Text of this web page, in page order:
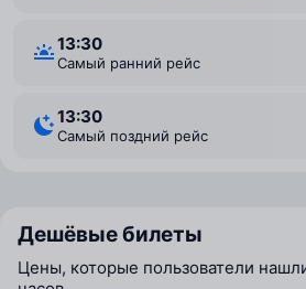
13:30
Самый ранний рейс
13:30
Самый поздний рейс
Дешёвые билеты
Цены, которые пользователи